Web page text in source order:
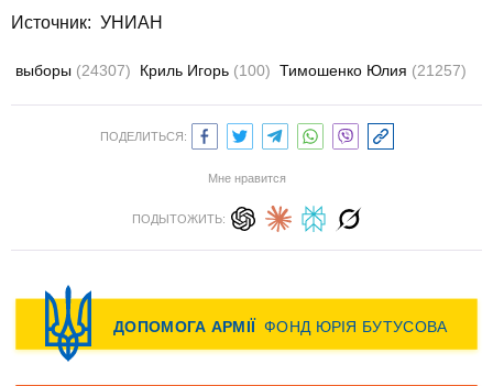
Источник: УНИАН
выборы (24307) Криль Игорь (100) Тимошенко Юлия (21257)
ПОДЕЛИТЬСЯ:
Мне нравится
ПОДЫТОЖИТЬ: